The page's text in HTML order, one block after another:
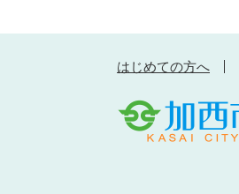
はじめての方へ